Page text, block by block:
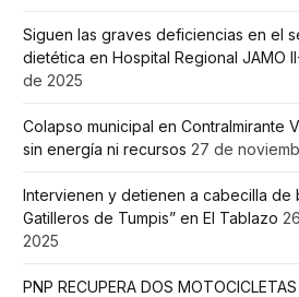
Siguen las graves deficiencias en el
dietética en Hospital Regional JAMO
de 2025
Colapso municipal en Contralmirante
sin energía ni recursos 27 de
Intervienen y detienen a cabecilla de
Gatilleros de Tumpis” en El Tablazo
2025
PNP RECUPERA DOS